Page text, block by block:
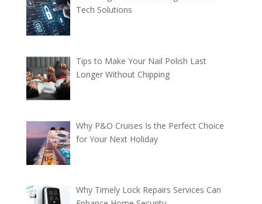
Tech Solutions
Tips to Make Your Nail Polish Last
Longer Without Chipping
Why P&O Cruises Is the Perfect Choice
for Your Next Holiday
Why Timely Lock Repairs Services Can